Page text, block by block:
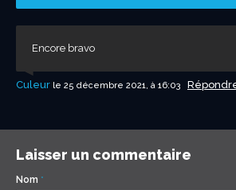
Encore bravo
Culeur le 25 décembre 2021, à 16:03
Laisser un commentaire
Nom *